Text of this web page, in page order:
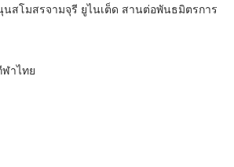
นสโมสรจามจุรี ยูไนเต็ด สานต่อพันธมิตรการ
าไทย